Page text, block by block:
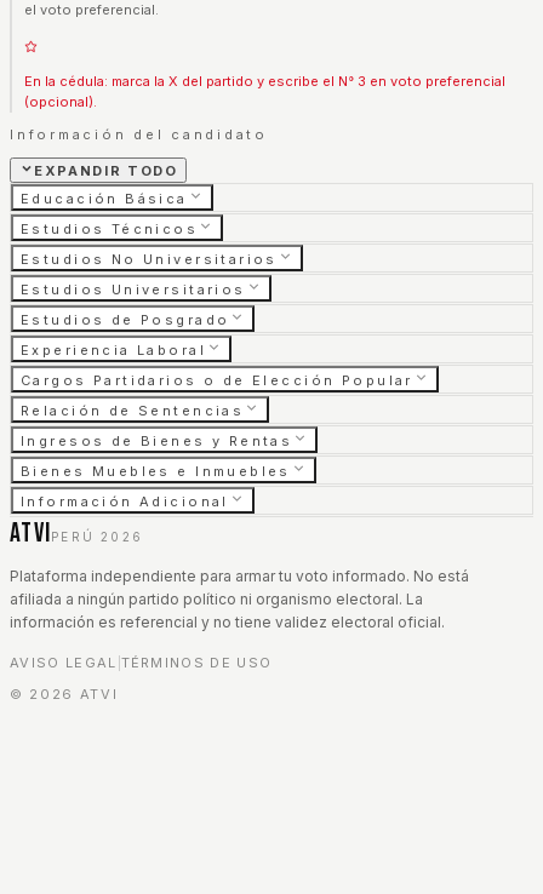
el voto preferencial.
En la cédula: marca la X del partido y escribe el N° 3 en voto preferencial
(opcional).
Información del candidato
EXPANDIR TODO
Educación Básica
Estudios Técnicos
Estudios No Universitarios
Estudios Universitarios
Estudios de Posgrado
Experiencia Laboral
Cargos Partidarios o de Elección Popular
Relación de Sentencias
Ingresos de Bienes y Rentas
Bienes Muebles e Inmuebles
Información Adicional
ATVI PERÚ 2026
Plataforma independiente para armar tu voto informado. No está
afiliada a ningún partido político ni organismo electoral. La
información es referencial y no tiene validez electoral oficial.
AVISO LEGAL TÉRMINOS DE USO
© 2026 ATVI